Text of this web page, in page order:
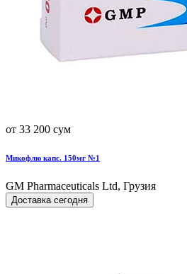
от 33 200 сум
Микофлю капс. 150мг №1
GM Pharmaceuticals Ltd, Грузия
Доставка сегодня